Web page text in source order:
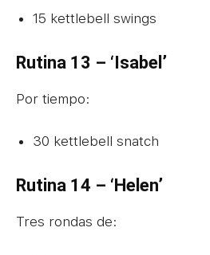
15 kettlebell swings
Rutina 13 – ‘Isabel’
Por tiempo:
30 kettlebell snatch
Rutina 14 – ‘Helen’
Tres rondas de: